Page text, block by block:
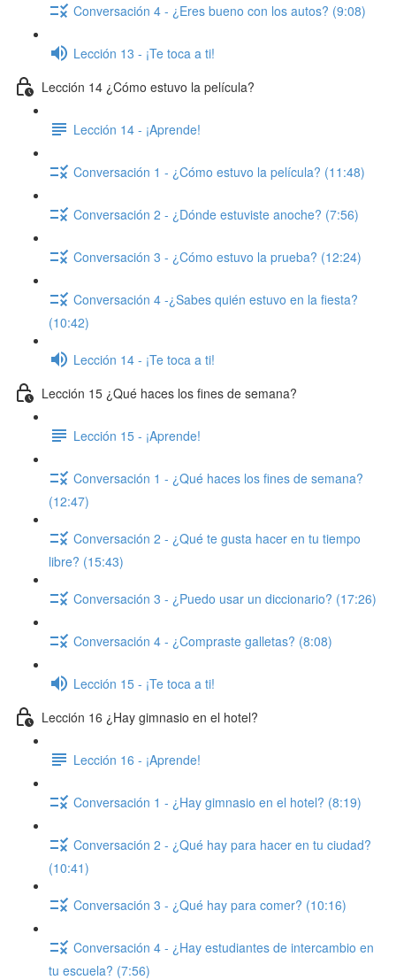
Conversación 4 - ¿Eres bueno con los autos? (9:08)
Lección 13 - ¡Te toca a ti!
Lección 14 ¿Cómo estuvo la película?
Lección 14 - ¡Aprende!
Conversación 1 - ¿Cómo estuvo la película? (11:48)
Conversación 2 - ¿Dónde estuviste anoche? (7:56)
Conversación 3 - ¿Cómo estuvo la prueba? (12:24)
Conversación 4 -¿Sabes quién estuvo en la fiesta?
(10:42)
Lección 14 - ¡Te toca a ti!
Lección 15 ¿Qué haces los fines de semana?
Lección 15 - ¡Aprende!
Conversación 1 - ¿Qué haces los fines de semana?
(12:47)
Conversación 2 - ¿Qué te gusta hacer en tu tiempo
libre? (15:43)
Conversación 3 - ¿Puedo usar un diccionario? (17:26)
Conversación 4 - ¿Compraste galletas? (8:08)
Lección 15 - ¡Te toca a ti!
Lección 16 ¿Hay gimnasio en el hotel?
Lección 16 - ¡Aprende!
Conversación 1 - ¿Hay gimnasio en el hotel? (8:19)
Conversación 2 - ¿Qué hay para hacer en tu ciudad?
(10:41)
Conversación 3 - ¿Qué hay para comer? (10:16)
Conversación 4 - ¿Hay estudiantes de intercambio en
tu escuela? (7:56)